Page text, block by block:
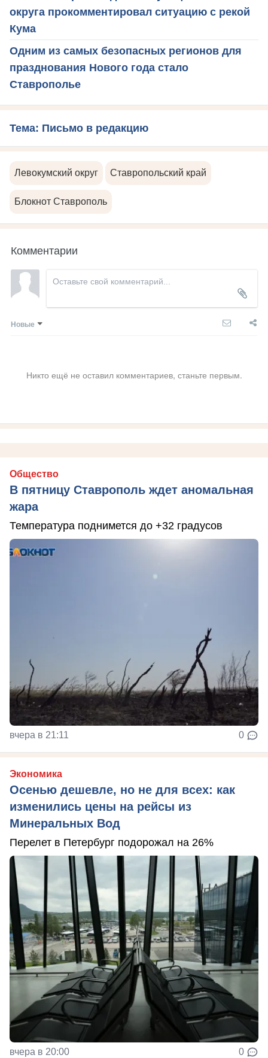
округа прокомментировал ситуацию с рекой
Кума
Одним из самых безопасных регионов для
празднования Нового года стало
Ставрополье
Тема: Письмо в редакцию
Левокумский округ Ставропольский край
Блокнот Ставрополь
Комментарии
Новые
Никто ещё не оставил комментариев, станьте первым.
Общество
В пятницу Ставрополь ждет аномальная
жара
Температура поднимется до +32 градусов
вчера в 21:11 0
Экономика
Осенью дешевле, но не для всех: как
изменились цены на рейсы из
Минеральных Вод
Перелет в Петербург подорожал на 26%
вчера в 20:00 0